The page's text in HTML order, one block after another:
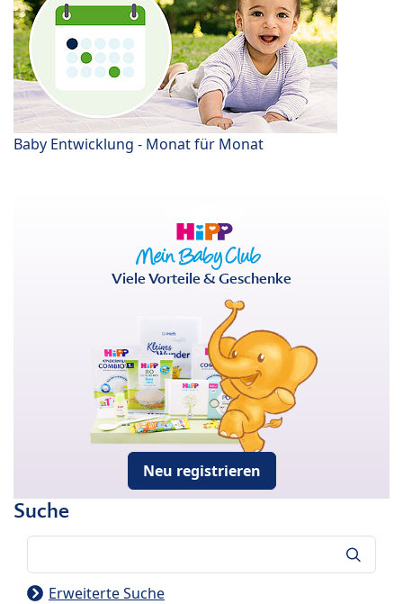
Baby Entwicklung - Monat für Monat
Viele Vorteile & Geschenke
Neu registrieren
Suche
Erweiterte Suche